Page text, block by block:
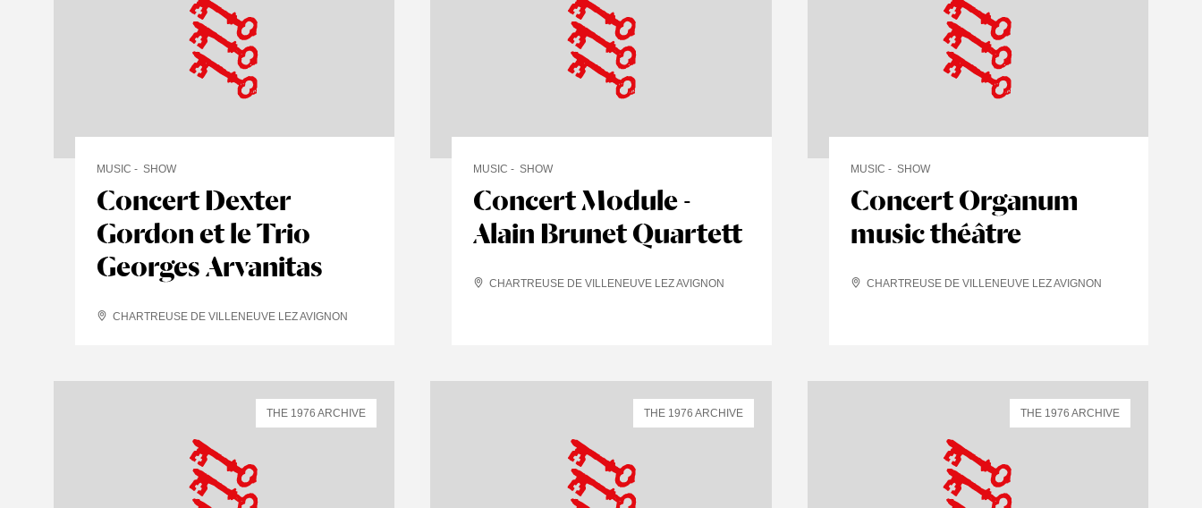
Concert Dexter
Gordon et le Trio
Georges Arvanitas
MUSIC SHOW
CHARTREUSE DE VILLENEUVE LEZ AVIGNON
Concert Module -
Alain Brunet Quartett
MUSIC SHOW
CHARTREUSE DE VILLENEUVE LEZ AVIGNON
Concert Organum
music théâtre
MUSIC SHOW
CHARTREUSE DE VILLENEUVE LEZ AVIGNON
THE 1976 ARCHIVE THE 1976 ARCHIVE THE 1976 ARCHIVE